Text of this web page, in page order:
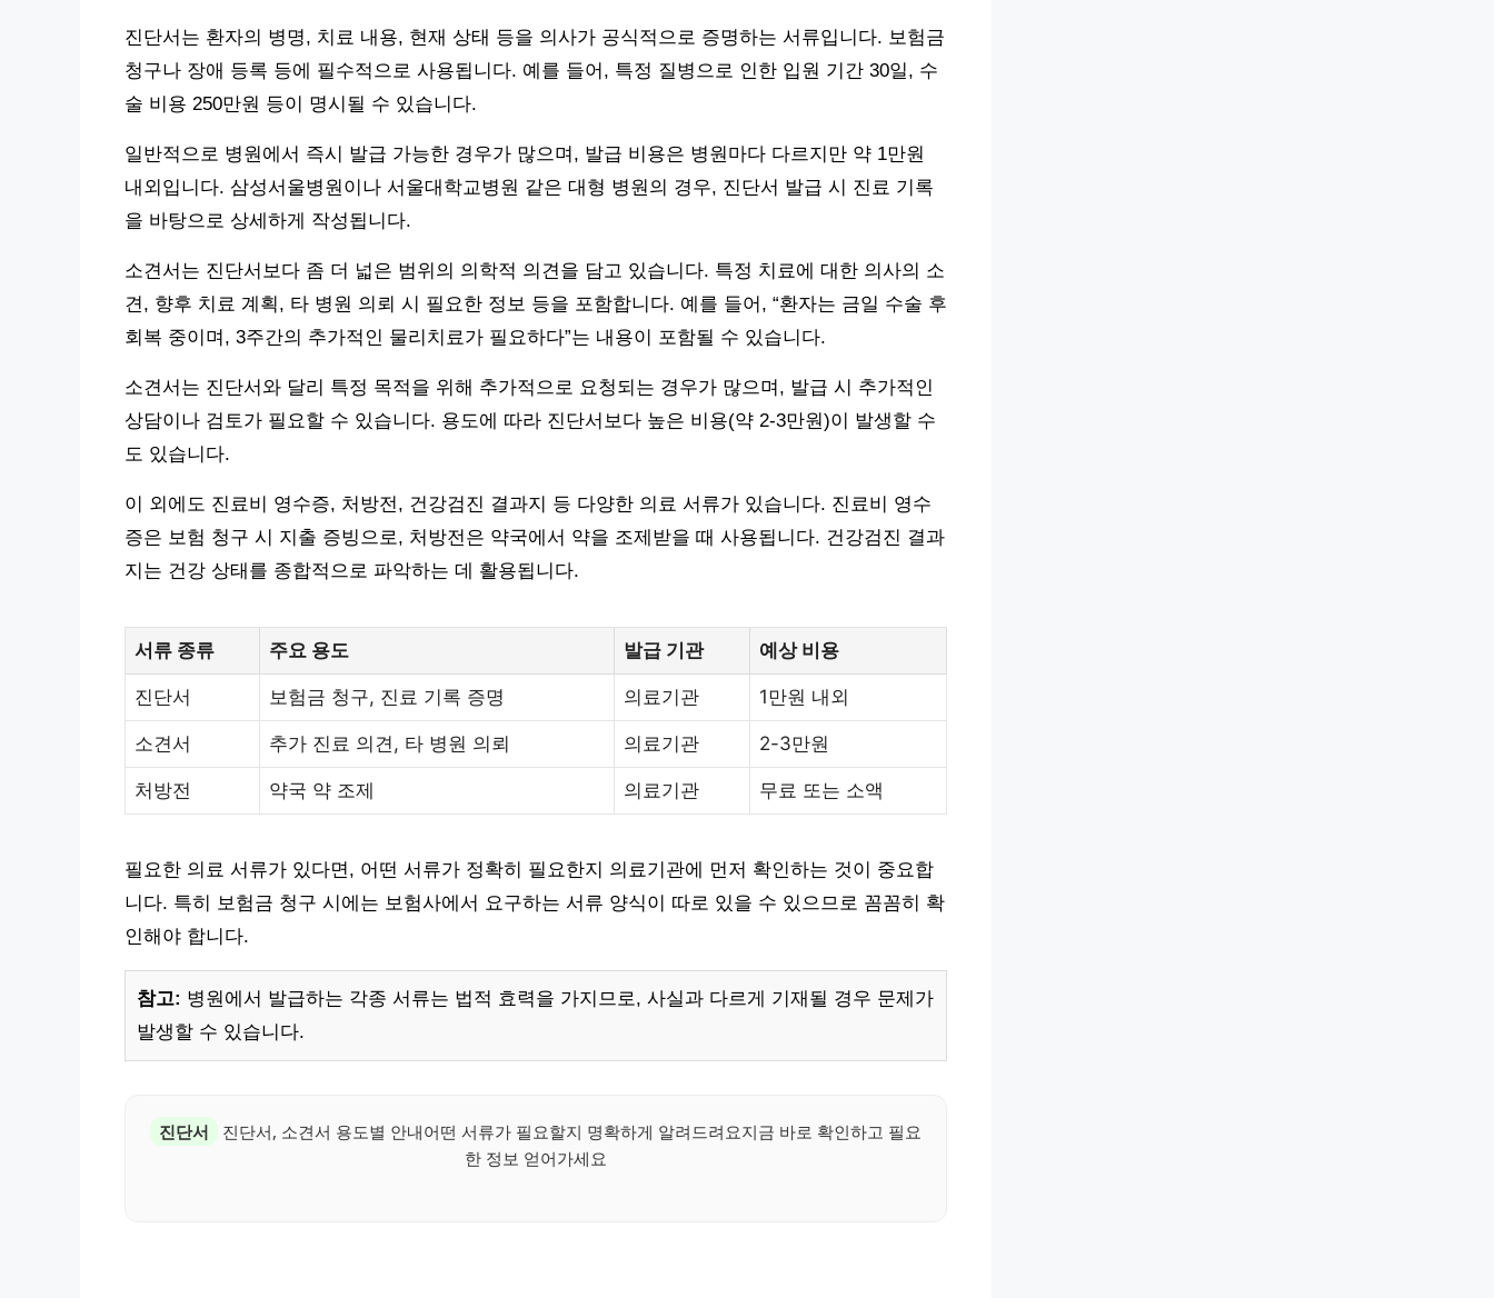
진단서는 환자의 병명, 치료 내용, 현재 상태 등을 의사가 공식적으로 증명하는 서류입니다. 보험금
청구나 장애 등록 등에 필수적으로 사용됩니다. 예를 들어, 특정 질병으로 인한 입원 기간 30일, 수
술 비용 250만원 등이 명시될 수 있습니다.
일반적으로 병원에서 즉시 발급 가능한 경우가 많으며, 발급 비용은 병원마다 다르지만 약 1만원
내외입니다. 삼성서울병원이나 서울대학교병원 같은 대형 병원의 경우, 진단서 발급 시 진료 기록
을 바탕으로 상세하게 작성됩니다.
소견서는 진단서보다 좀 더 넓은 범위의 의학적 의견을 담고 있습니다. 특정 치료에 대한 의사의 소
견, 향후 치료 계획, 타 병원 의뢰 시 필요한 정보 등을 포함합니다. 예를 들어, “환자는 금일 수술 후
회복 중이며, 3주간의 추가적인 물리치료가 필요하다”는 내용이 포함될 수 있습니다.
소견서는 진단서와 달리 특정 목적을 위해 추가적으로 요청되는 경우가 많으며, 발급 시 추가적인
상담이나 검토가 필요할 수 있습니다. 용도에 따라 진단서보다 높은 비용(약 2-3만원)이 발생할 수
도 있습니다.
이 외에도 진료비 영수증, 처방전, 건강검진 결과지 등 다양한 의료 서류가 있습니다. 진료비 영수
증은 보험 청구 시 지출 증빙으로, 처방전은 약국에서 약을 조제받을 때 사용됩니다. 건강검진 결과
지는 건강 상태를 종합적으로 파악하는 데 활용됩니다.
서류 종류 주요 용도 발급 기관 예상 비용
진단서 보험금 청구, 진료 기록 증명 의료기관 1만원 내외
소견서 추가 진료 의견, 타 병원 의뢰 의료기관 2-3만원
처방전 약국 약 조제 의료기관 무료 또는 소액
필요한 의료 서류가 있다면, 어떤 서류가 정확히 필요한지 의료기관에 먼저 확인하는 것이 중요합
니다. 특히 보험금 청구 시에는 보험사에서 요구하는 서류 양식이 따로 있을 수 있으므로 꼼꼼히 확
인해야 합니다.
참고: 병원에서 발급하는 각종 서류는 법적 효력을 가지므로, 사실과 다르게 기재될 경우 문제가
발생할 수 있습니다.
진단서
진단서, 소견서 용도별 안내어떤 서류가 필요할지 명확하게 알려드려요지금 바로 확인하고 필요
한 정보 얻어가세요